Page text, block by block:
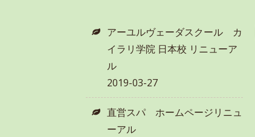
アーユルヴェーダスクール カ
イラリ学院 日本校 リニューア
ル
2019-03-27
直営スパ ホームページリニュ
ーアル